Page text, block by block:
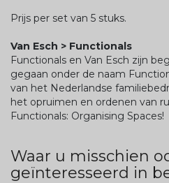
Prijs per set van 5 stuks.
Van Esch > Functionals
Functionals en Van Esch zijn
gegaan onder de naam
van het Nederlandse
het opruimen en ordenen van
Functionals: Organising Spaces!
Waar u misschien
geïnteresseerd in